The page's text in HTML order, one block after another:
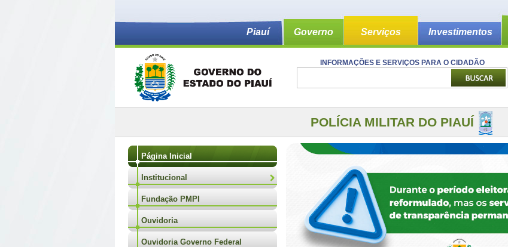
Piauí Governo Serviços Investimentos
INFORMAÇÕES E SERVIÇOS PARA O CIDADÃO
POLÍCIA MILITAR DO PIAUÍ
Página Inicial
Institucional
Fundação PMPI
Ouvidoria
Ouvidoria Governo Federal